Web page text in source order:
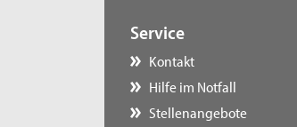
Service
Kontakt
Hilfe im Notfall
Stellenangebote